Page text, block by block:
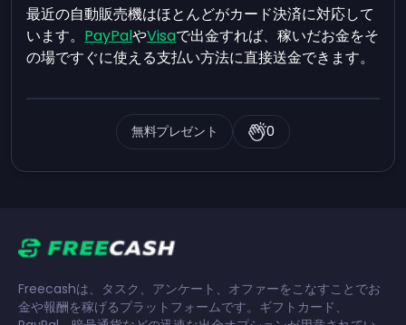
最近の自動販売機はほとんどがカード決済に対応して
います。 PayPalやVisaで出金すれば、稼いだお金をそ
の場ですぐに使える支払い方法に直接送金できます。
無料プレゼント 0
Freecashは、タスク、アンケート、オファーをこなすことでお
金や報酬を稼げるプラットフォームです。ギフトカード、